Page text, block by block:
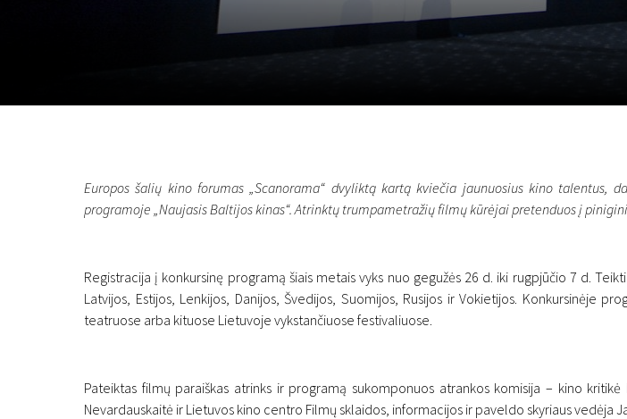
Europos šalių kino forumas „Scanorama“ dvyliktą kartą kviečia jaunuosius kino
programoje „Naujasis Baltijos kinas“. Atrinktų trumpametražių filmų kūrėjai pretenduos į
Registracija į konkursinę programą šiais metais vyks nuo gegužės 26 d. iki rugpjūčio 7 d.
Latvijos, Estijos, Lenkijos, Danijos, Švedijos, Suomijos, Rusijos ir Vokietijos. Konkursinėje
teatruose arba kituose Lietuvoje vykstančiuose festivaliuose.
Pateiktas filmų paraiškas atrinks ir programą sukomponuos atrankos komisija – kino
Nevardauskaitė ir Lietuvos kino centro Filmų sklaidos, informacijos ir paveldo skyriaus vedėja